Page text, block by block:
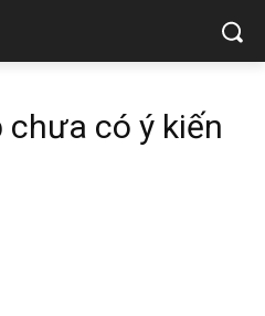
chưa có ý kiến